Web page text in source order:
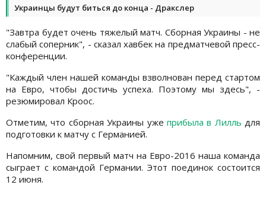
Украинцы будут биться до конца - Дракслер
"Завтра будет очень тяжелый матч. Сборная Украины - не
слабый соперник", - сказал хавбек на предматчевой пресс-
конференции.
"Каждый член нашей команды взволнован перед стартом
на Евро, чтобы достичь успеха. Поэтому мы здесь", -
резюмировал Кроос.
Отметим, что сборная Украины уже прибыла в Лилль для
подготовки к матчу с Германией.
Напомним, свой первый матч на Евро-2016 наша команда
сыграет с командой Германии. Этот поединок состоится
12 июня.